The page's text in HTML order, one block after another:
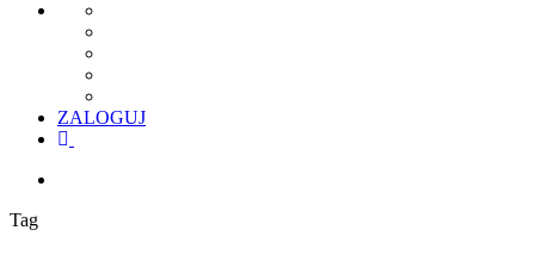
ZALOGUJ
facebook
Tag